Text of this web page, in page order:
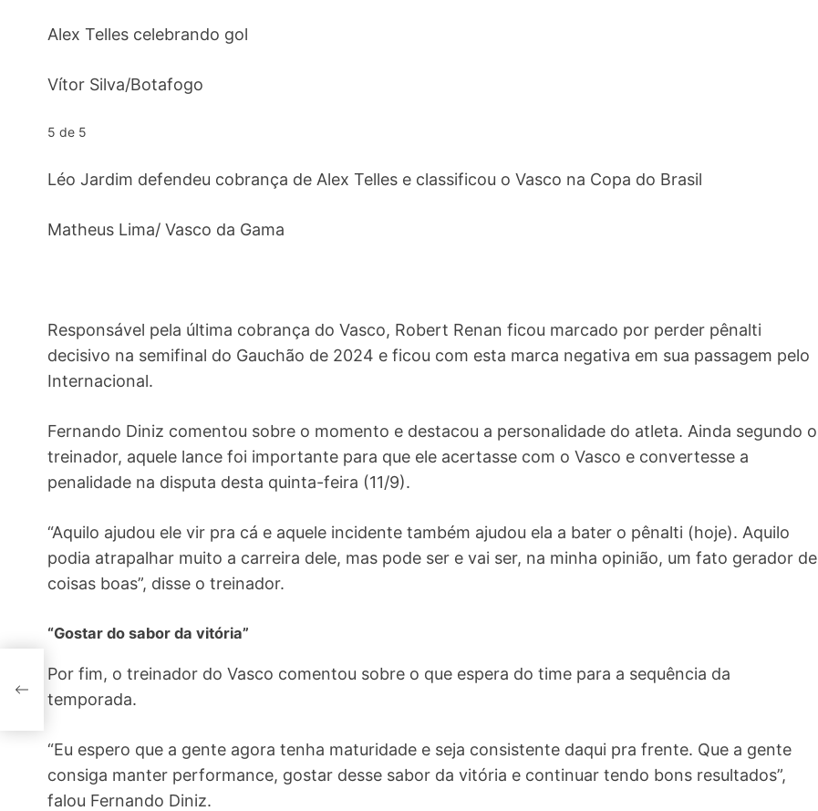
Alex Telles celebrando gol
Vítor Silva/Botafogo
5 de 5
Léo Jardim defendeu cobrança de Alex Telles e classificou o Vasco na Copa do Brasil
Matheus Lima/ Vasco da Gama
Responsável pela última cobrança do Vasco, Robert Renan ficou marcado por perder pênalti
decisivo na semifinal do Gauchão de 2024 e ficou com esta marca negativa em sua passagem pelo
Internacional.
Fernando Diniz comentou sobre o momento e destacou a personalidade do atleta. Ainda segundo o
treinador, aquele lance foi importante para que ele acertasse com o Vasco e convertesse a
penalidade na disputa desta quinta-feira (11/9).
“Aquilo ajudou ele vir pra cá e aquele incidente também ajudou ela a bater o pênalti (hoje). Aquilo
podia atrapalhar muito a carreira dele, mas pode ser e vai ser, na minha opinião, um fato gerador de
coisas boas”, disse o treinador.
“Gostar do sabor da vitória”
Por fim, o treinador do Vasco comentou sobre o que espera do time para a sequência da
temporada.
“Eu espero que a gente agora tenha maturidade e seja consistente daqui pra frente. Que a gente
consiga manter performance, gostar desse sabor da vitória e continuar tendo bons resultados”,
falou Fernando Diniz.